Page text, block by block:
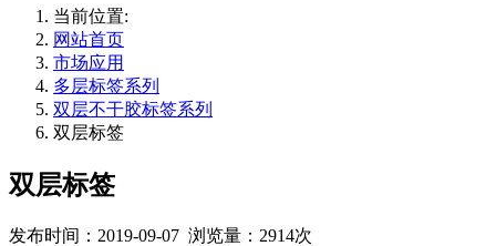
当前位置:
网站首页
市场应用
多层标签系列
双层不干胶标签系列
双层标签
双层标签
发布时间：2019-09-07 浏览量：2914次